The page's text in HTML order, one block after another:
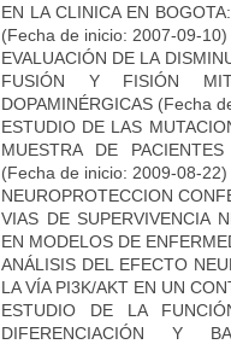
EN LA CLINICA EN
(Fecha de inicio: 2007-09-10)
EVALUACIÓN DE LA
FUSIÓN Y FISIÓN
DOPAMINÉRGICAS (Fecha
ESTUDIO DE LAS
MUESTRA DE
(Fecha de inicio: 2009-08-22)
NEUROPROTECCION
VIAS DE SUPERVIVENCIA
EN MODELOS DE
ANÁLISIS DEL EFECTO
LA VÍA PI3K/AKT EN UN
ESTUDIO DE LA
DIFERENCIACIÓN Y